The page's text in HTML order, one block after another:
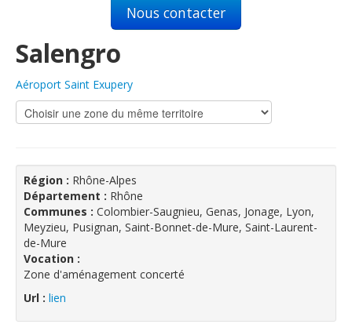
Nous contacter
Salengro
Aéroport Saint Exupery
Région : Rhône-Alpes
Département : Rhône
Communes : Colombier-Saugnieu, Genas, Jonage, Lyon,
Meyzieu, Pusignan, Saint-Bonnet-de-Mure, Saint-Laurent-
de-Mure
Vocation :
Zone d'aménagement concerté
Url : lien